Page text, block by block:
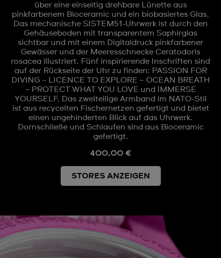
über eine einseitig drehbare Lünette aus
pinkfarbenem Bioceramic und ein biobasiertes Glas.
Das mechanische SISTEM51-Uhrwerk ist durch den
Gehäuseboden mit transparentem Saphirglas
sichtbar und mit einem Digitaldruck pinkfarbener
Gewässer und der Meeresschnecke Ceratodoris
rosacea illustriert. Fünf inspirierende Inschriften sind
auf der Rückseite der Uhr zu finden: PASSION FOR
DIVING – LICENCE TO EXPLORE – OCEAN BREATH
– PROTECT WHAT YOU LOVE und IMMERSE
YOURSELF. Das zweiteilige Armband im NATO-Stil
ist aus recycelten Fischernetzen gefertigt und bietet
einen ungehinderten Blick auf das Uhrwerk.
Dornschließe und Schlaufen sind aus Bioceramic
gefertigt.
400,00 €
STORES ANZEIGEN